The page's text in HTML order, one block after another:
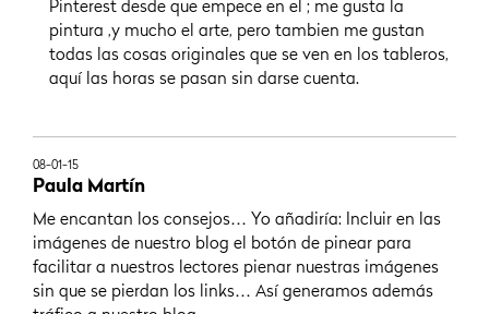
Pinterest desde que empece en el ; me gusta la
pintura ,y mucho el arte, pero tambien me gustan
todas las cosas originales que se ven en los tableros,
aquí las horas se pasan sin darse cuenta.
08-01-15
Paula Martín
Me encantan los consejos… Yo añadiría: Incluir en las
imágenes de nuestro blog el botón de pinear para
facilitar a nuestros lectores pienar nuestras imágenes
sin que se pierdan los links… Así generamos además